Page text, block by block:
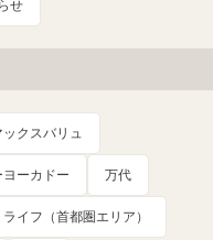
せ
ックスバリュ
ヨーカドー 万代
ライフ（首都圏エリア）